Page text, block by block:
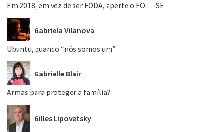
Em 2018, em vez de ser FODA, aperte o FO…-SE
Gabriela Vilanova
Ubuntu, quando “nós somos um”
Gabrielle Blair
Armas para proteger a família?
Gilles Lipovetsky